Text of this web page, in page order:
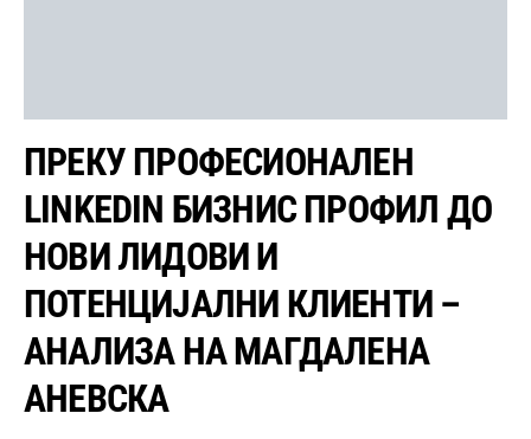
ПРЕКУ ПРОФЕСИОНАЛЕН
LINKEDIN БИЗНИС ПРОФИЛ ДО
НОВИ ЛИДОВИ И
ПОТЕНЦИЈАЛНИ КЛИЕНТИ –
АНАЛИЗА НА МАГДАЛЕНА
АНЕВСКА